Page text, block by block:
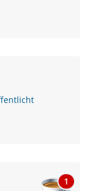
1